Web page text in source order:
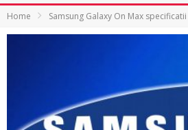
Home Samsung Galaxy On Max specificatii